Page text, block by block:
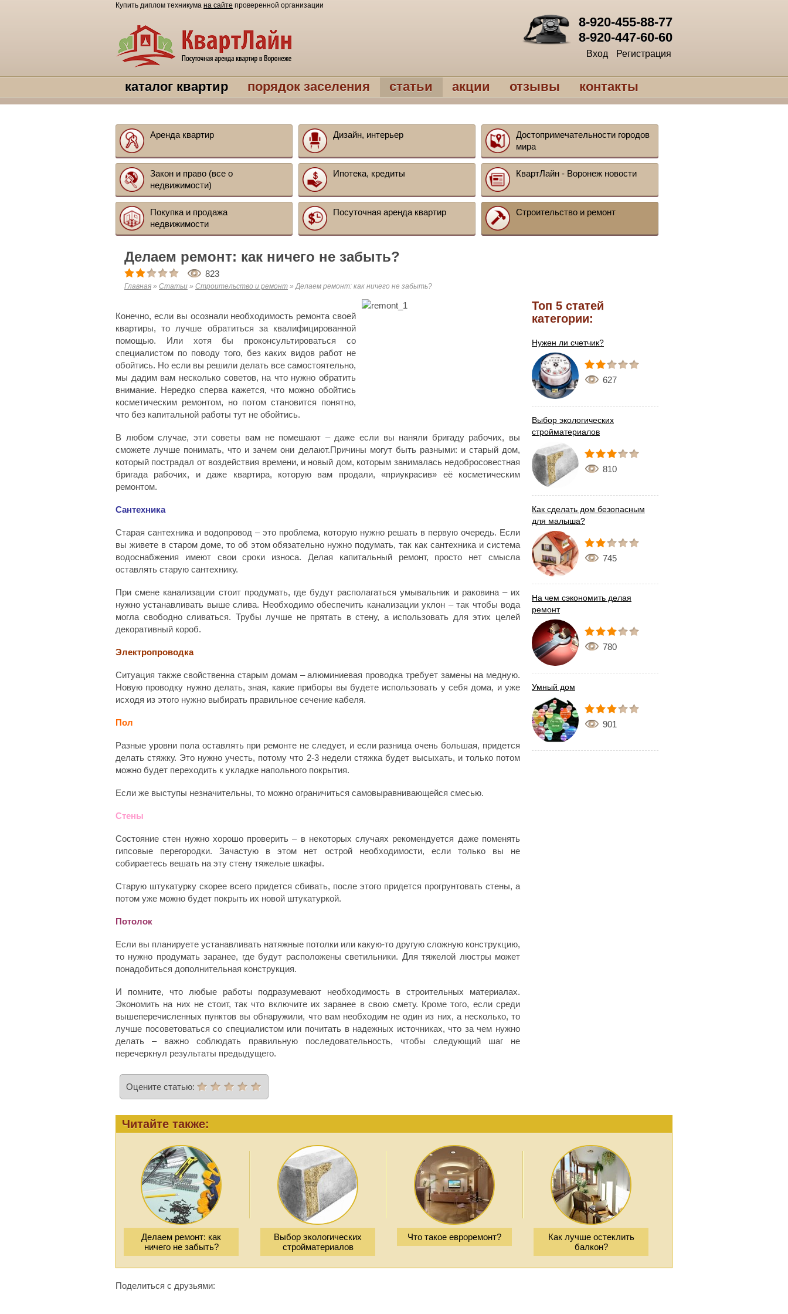
Купить диплом техникума на сайте проверенной организации
8-920-455-88-77
8-920-447-60-60
Вход Регистрация
каталог квартир порядок заселения статьи акции отзывы контакты
Аренда квартир Дизайн, интерьер
Достопримечательности городов
мира
Закон и право (все о
недвижимости)
Ипотека, кредиты КвартЛайн - Воронеж новости
Покупка и продажа
недвижимости
Посуточная аренда квартир Строительство и ремонт
Делаем ремонт: как ничего не забыть?
823
Главная » Статьи » Строительство и ремонт »Делаем ремонт: как ничего не забыть?
Конечно, если вы осознали необходимость ремонта своей
квартиры, то лучше обратиться за квалифицированной
помощью. Или хотя бы проконсультироваться со
специалистом по поводу того, без каких видов работ не
обойтись. Но если вы решили делать все самостоятельно,
мы дадим вам несколько советов, на что нужно обратить
внимание. Нередко сперва кажется, что можно обойтись
косметическим ремонтом, но потом становится понятно,
что без капитальной работы тут не обойтись.
В любом случае, эти советы вам не помешают – даже если вы наняли бригаду рабочих, вы
сможете лучше понимать, что и зачем они делают.Причины могут быть разными: и старый дом,
который пострадал от воздействия времени, и новый дом, которым занималась недобросовестная
бригада рабочих, и даже квартира, которую вам продали, «приукрасив» её косметическим
ремонтом.
Сантехника
Старая сантехника и водопровод – это проблема, которую нужно решать в первую очередь. Если
вы живете в старом доме, то об этом обязательно нужно подумать, так как сантехника и система
водоснабжения имеют свои сроки износа. Делая капитальный ремонт, просто нет смысла
оставлять старую сантехнику.
При смене канализации стоит продумать, где будут располагаться умывальник и раковина – их
нужно устанавливать выше слива. Необходимо обеспечить канализации уклон – так чтобы вода
могла свободно сливаться. Трубы лучше не прятать в стену, а использовать для этих целей
декоративный короб.
Электропроводка
Ситуация также свойственна старым домам – алюминиевая проводка требует замены на медную.
Новую проводку нужно делать, зная, какие приборы вы будете использовать у себя дома, и уже
исходя из этого нужно выбирать правильное сечение кабеля.
Пол
Разные уровни пола оставлять при ремонте не следует, и если разница очень большая, придется
делать стяжку. Это нужно учесть, потому что 2-3 недели стяжка будет высыхать, и только потом
можно будет переходить к укладке напольного покрытия.
Если же выступы незначительны, то можно ограничиться самовыравнивающейся смесью.
Стены
Состояние стен нужно хорошо проверить – в некоторых случаях рекомендуется даже поменять
гипсовые перегородки. Зачастую в этом нет острой необходимости, если только вы не
собираетесь вешать на эту стену тяжелые шкафы.
Старую штукатурку скорее всего придется сбивать, после этого придется прогрунтовать стены, а
потом уже можно будет покрыть их новой штукатуркой.
Потолок
Если вы планируете устанавливать натяжные потолки или какую-то другую сложную конструкцию,
то нужно продумать заранее, где будут расположены светильники. Для тяжелой люстры может
понадобиться дополнительная конструкция.
И помните, что любые работы подразумевают необходимость в строительных материалах.
Экономить на них не стоит, так что включите их заранее в свою смету. Кроме того, если среди
вышеперечисленных пунктов вы обнаружили, что вам необходим не один из них, а несколько, то
лучше посоветоваться со специалистом или почитать в надежных источниках, что за чем нужно
делать – важно соблюдать правильную последовательность, чтобы следующий шаг не
перечеркнул результаты предыдущего.
Оцените статью:
Топ 5 статей
категории:
Нужен ли счетчик?
627
Выбор экологических
стройматериалов
810
Как сделать дом безопасным
для малыша?
745
На чем сэкономить делая
ремонт
780
Умный дом
901
Читайте также:
Делаем ремонт: как
ничего не забыть?
Выбор экологических
стройматериалов
Что такое евроремонт?
Как лучше остеклить
балкон?
Поделиться с друзьями: